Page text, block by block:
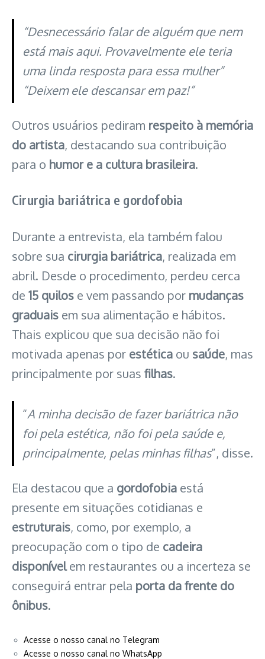
“Desnecessário falar de alguém que nem
está mais aqui. Provavelmente ele teria
uma linda resposta para essa mulher”
“Deixem ele descansar em paz!”
Outros usuários pediram respeito à memória
do artista, destacando sua contribuição
para o humor e a cultura brasileira.
Cirurgia bariátrica e gordofobia
Durante a entrevista, ela também falou
sobre sua cirurgia bariátrica, realizada em
abril. Desde o procedimento, perdeu cerca
de 15 quilos e vem passando por mudanças
graduais em sua alimentação e hábitos.
Thais explicou que sua decisão não foi
motivada apenas por estética ou saúde, mas
principalmente por suas filhas.
“A minha decisão de fazer bariátrica não
foi pela estética, não foi pela saúde e,
principalmente, pelas minhas filhas”, disse.
Ela destacou que a gordofobia está
presente em situações cotidianas e
estruturais, como, por exemplo, a
preocupação com o tipo de cadeira
disponívelem restaurantes ou a incerteza se
conseguirá entrar pela porta da frente do
ônibus.
Acesse o nosso canal no Telegram
Acesse o nosso canal no WhatsApp